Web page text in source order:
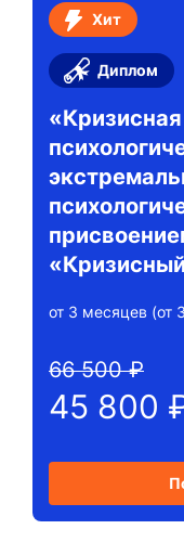
Хит
Диплом
от 3 месяцев (от
45 800
66 500 ₽